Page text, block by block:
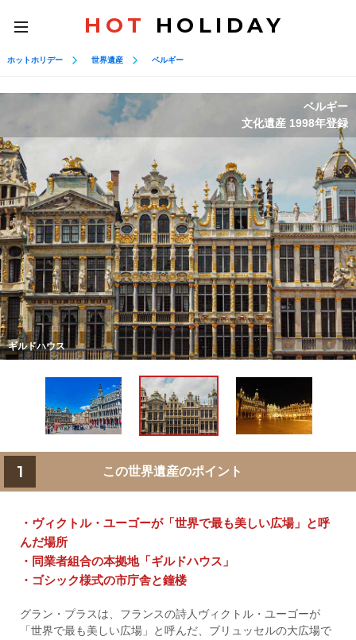
toggle
navigation
HOT HOLIDAY
ホットホリデー 世界遺産 ベルギー
ギルドハウス
ベルギー
文化遺産 1998年登録
1 この世界遺産のポイント
・ヴィクトル・ユーゴーが「世界で最も美しい広場」と呼
んだ場所
・同業者組合の本拠地「ギルドハウス」
・ゴシック様式の市庁舎と鐘楼
グラン・プラスは、フランスの詩人ヴィクトル・ユーゴーが
「世界で最も美しい広場」と呼んだ、ブリュッセルの大広場で